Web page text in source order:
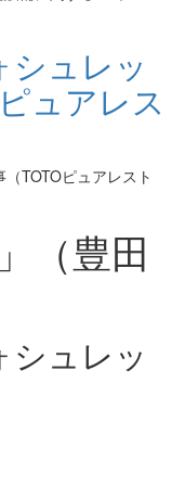
シュレッ
ュアレス
（豊田
シュレッ